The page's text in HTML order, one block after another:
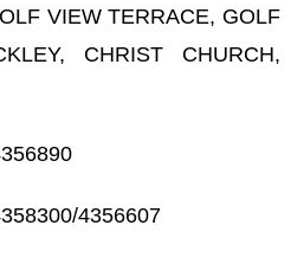
VIEW TERRACE, GOLF
CHRIST CHURCH,
4356607